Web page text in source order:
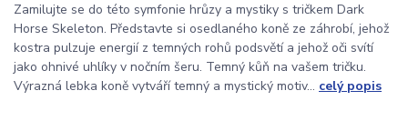
Zamilujte se do této symfonie hrůzy a mystiky s tričkem Dark
Horse Skeleton. Představte si osedlaného koně ze záhrobí, jehož
kostra pulzuje energií z temných rohů podsvětí a jehož oči svítí
jako ohnivé uhlíky v nočním šeru. Temný kůň na vašem tričku.
Výrazná lebka koně vytváří temný a mystický motiv... celý popis